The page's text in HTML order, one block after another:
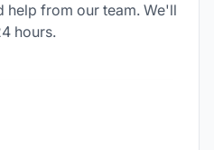
help from our team. We'll
hours.